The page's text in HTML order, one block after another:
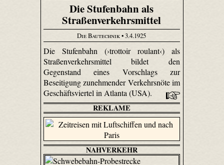
Die Stufenbahn als
Straßenverkehrsmittel
Die Bautechnik• 3.4.1925
Die Stufenbahn (›trottoir roulant‹) als
Straßenverkehrsmittel bildet den
Gegenstand eines Vorschlags zur
Beseitigung zunehmender Verkehrsnöte im
Geschäftsviertel in Atlanta (USA).
REKLAME
NAHVERKEHR